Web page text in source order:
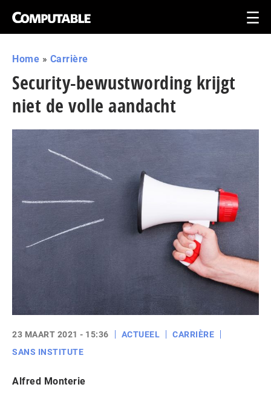
Home » Carrière
Security-bewustwording krijgt
niet de volle aandacht
23 MAART 2021 - 15:36 ACTUEEL
CARRIÈRE
SANS INSTITUTE
Alfred Monterie